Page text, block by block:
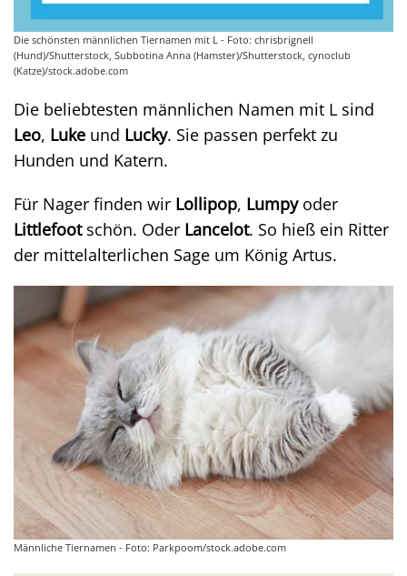
Die schönsten männlichen Tiernamen mit L - Foto: chrisbrignell
(Hund)/Shutterstock, Subbotina Anna (Hamster)/Shutterstock, cynoclub
(Katze)/stock.adobe.com
Die beliebtesten männlichen Namen mit L sind
Leo, Luke und Lucky. Sie passen perfekt zu
Hunden und Katern.
Für Nager finden wir Lollipop, Lumpyoder
Littlefootschön. Oder Lancelot. So hieß ein Ritter
der mittelalterlichen Sage um König Artus.
Männliche Tiernamen - Foto: Parkpoom/stock.adobe.com